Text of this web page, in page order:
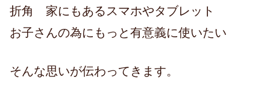
折角 家にもあるスマホやタブレット
お子さんの為にもっと有意義に使いたい
そんな思いが伝わってきます。